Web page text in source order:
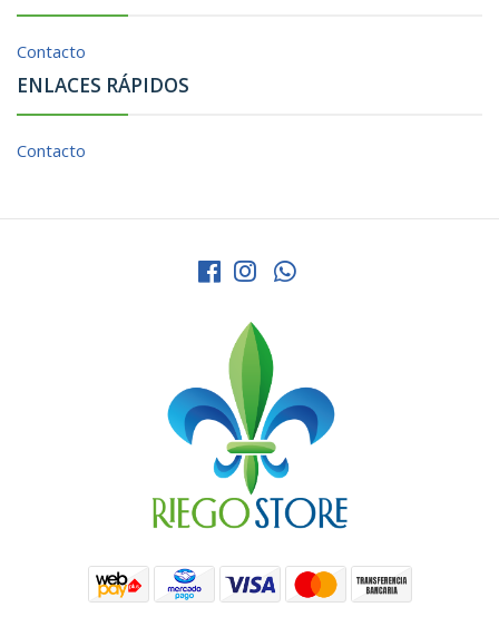
Contacto
ENLACES RÁPIDOS
Contacto